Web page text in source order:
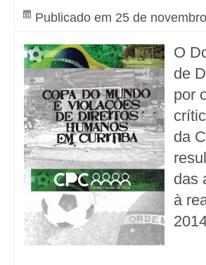
Publicado em 25 de
O
de
por
da
das
à